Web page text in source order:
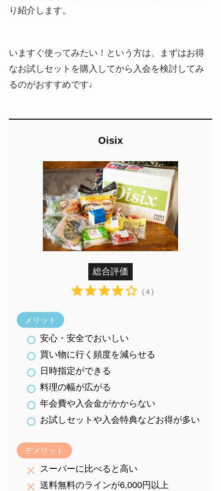
り紹介します。
いますぐ使ってみたい！という方は、まずはお得
なお試しセットを購入してから入会を検討してみ
るのがおすすめです♩
Oisix
総合評価
( 4 )
メリット
安心・安全でおいしい
買い物に行く頻度を減らせる
日時指定ができる
料理の幅が広がる
年会費や入会金がかからない
お試しセットや入会特典などお得が多い
デメリット
スーパーに比べると高い
送料無料のラインが6,000円以上